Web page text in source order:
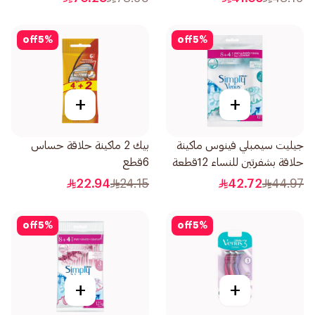
5%
off
+
جيليت سيمبلي فينوس ماكينة
حلاقة بشفرتين للنساء 12قطعة
44.97
42.72
5%
off
+
بيك 2 ماكينة حلاقة حساس
6قطع
24.15
22.94
5%
off
+
5%
off
+